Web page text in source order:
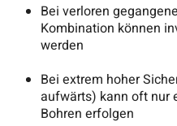
Bei verloren
Kombination können
werden
Bei extrem hoher
aufwärts) kann oft nur
Bohren erfolgen